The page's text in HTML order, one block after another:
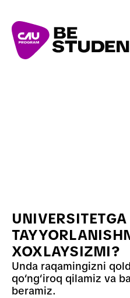
UNIVERSITETGA
XOXLAYSIZMI?
Unda raqamingizni
qo‘ng‘iroq qilamiz va
beramiz.